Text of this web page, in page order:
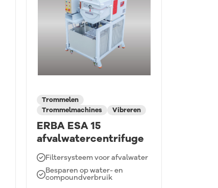
Trommelen
Trommelmachines
Vibreren
ERBA ESA 15
afvalwatercentrifuge
Filtersysteem voor afvalwater
Besparen op water- en
compoundverbruik